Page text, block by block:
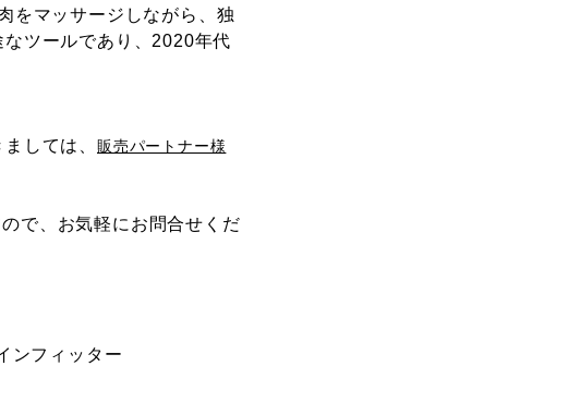
をマッサージしながら、独
ツールであり、2020年代
しては、 販売パートナー様
で、お気軽にお問合せくだ
ンフィッター